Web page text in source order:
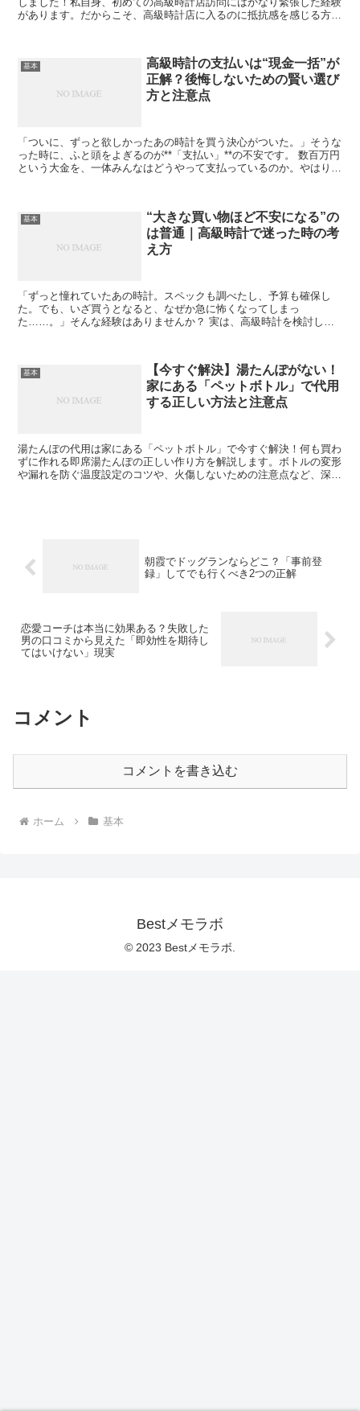
があります。だからこそ、高級時計店に入るのに抵抗感を感じる方々
基本
高級時計の支払いは“現金一括”が
正解？後悔しないための賢い選び
方と注意点
「ついに、ずっと欲しかったあの時計を買う決心がついた。」そうな
った時に、ふと頭をよぎるのが**「支払い」**の不安です。 数百万円
という大金を、一体みんなはどうやって支払っているのか。やはり
基本
“大きな買い物ほど不安になる”の
は普通｜高級時計で迷った時の考
え方
「ずっと憧れていたあの時計。スペックも調べたし、予算も確保し
た。でも、いざ買うとなると、なぜか急に怖くなってしまっ
た……。」そんな経験はありませんか？ 実は、高級時計を検討して
基本
【今すぐ解決】湯たんぽがない！
家にある「ペットボトル」で代用
する正しい方法と注意点
湯たんぽの代用は家にある「ペットボトル」で今すぐ解決！何も買わ
ずに作れる即席湯たんぽの正しい作り方を解説します。ボトルの変形
や漏れを防ぐ温度設定のコツや、火傷しないための注意点など、深夜
朝霞でドッグランならどこ？「事前登
録」してでも行くべき2つの正解
恋愛コーチは本当に効果ある？失敗した
男の口コミから見えた「即効性を期待し
てはいけない」現実
コメント
コメントを書き込む
ホーム 基本
Bestメモラボ
© 2023 Bestメモラボ.